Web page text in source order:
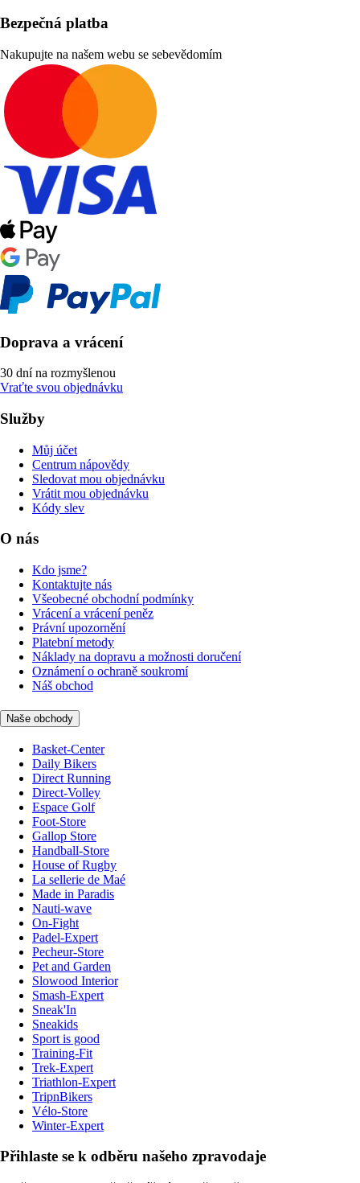
Bezpečná platba
Nakupujte na našem webu se sebevědomím
Doprava a vrácení
30 dní na rozmyšlenou
Vraťte svou objednávku
Služby
Můj účet
Centrum nápovědy
Sledovat mou objednávku
Vrátit mou objednávku
Kódy slev
O nás
Kdo jsme?
Kontaktujte nás
Všeobecné obchodní podmínky
Vrácení a vrácení peněz
Právní upozornění
Platební metody
Náklady na dopravu a možnosti doručení
Oznámení o ochraně soukromí
Náš obchod
Naše obchody
Basket-Center
Daily Bikers
Direct Running
Direct-Volley
Espace Golf
Foot-Store
Gallop Store
Handball-Store
House of Rugby
La sellerie de Maé
Made in Paradis
Nauti-wave
On-Fight
Padel-Expert
Pecheur-Store
Pet and Garden
Slowood Interior
Smash-Expert
Sneak'In
Sneakids
Sport is good
Training-Fit
Trek-Expert
Triathlon-Expert
TripnBikers
Vélo-Store
Winter-Expert
Přihlaste se k odběru našeho zpravodaje